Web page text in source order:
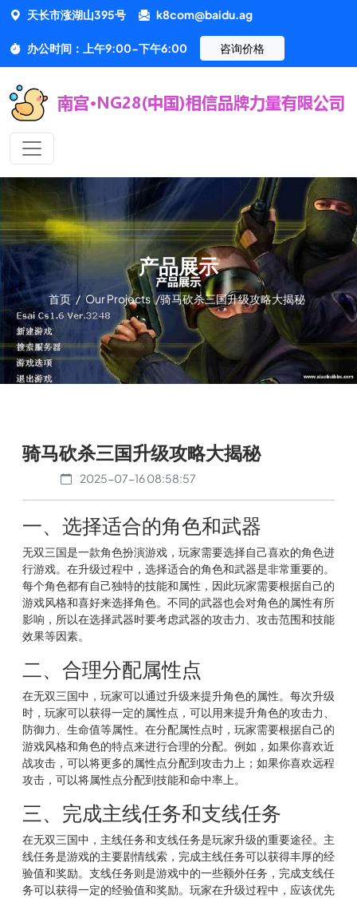
天长市涨湖山395号 k8com@baidu.ag
办公时间：上午9:00-下午6:00 咨询价格
产品展示
首页 / Our Projects /骑马砍杀三国升级攻略大揭秘
骑马砍杀三国升级攻略大揭秘
2025-07-16 08:58:57
一、选择适合的角色和武器
无双三国是一款角色扮演游戏，玩家需要选择自己喜欢的角色进
行游戏。在升级过程中，选择适合的角色和武器是非常重要的。
每个角色都有自己独特的技能和属性，因此玩家需要根据自己的
游戏风格和喜好来选择角色。不同的武器也会对角色的属性有所
影响，所以在选择武器时要考虑武器的攻击力、攻击范围和技能
效果等因素。
二、合理分配属性点
在无双三国中，玩家可以通过升级来提升角色的属性。每次升级
时，玩家可以获得一定的属性点，可以用来提升角色的攻击力、
防御力、生命值等属性。在分配属性点时，玩家需要根据自己的
游戏风格和角色的特点来进行合理的分配。例如，如果你喜欢近
战攻击，可以将更多的属性点分配到攻击力上；如果你喜欢远程
攻击，可以将属性点分配到技能和命中率上。
三、完成主线任务和支线任务
在无双三国中，主线任务和支线任务是玩家升级的重要途径。主
线任务是游戏的主要剧情线索，完成主线任务可以获得丰厚的经
验值和奖励。支线任务则是游戏中的一些额外任务，完成支线任
务可以获得一定的经验值和奖励。玩家在升级过程中，应该优先